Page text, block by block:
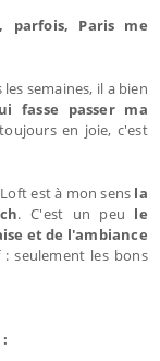
parfois, Paris me
semaines, il a bien
fasse passer ma
en joie, c'est
est à mon sens la
. C'est un peu le
et de l'ambiance
: seulement les bons